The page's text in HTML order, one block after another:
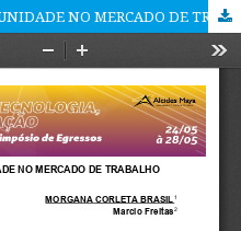
JOVENS E A FALTA DE OPORTUNIDADE NO MERCADO DE TRABALHO